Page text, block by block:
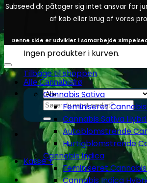
Ingen produkter i kurven.
Tilbage til shoppen
Søg
efter:
Kasse+
Subseed.dk påtager sig intet ansvar for
af køb eller brug af vores
Denne side er udviklet i samarbejde
Alle Cannabisfrø
Cannabis Sativa
Feminiseret
Cannabis Sativa
Autoblomstrende
Hurtigblomstrende
Cannabis Indica
Feminiseret
Cannabis Indica